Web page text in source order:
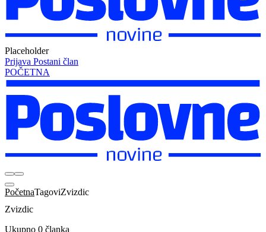
Placeholder
Prijava Postani član
POČETNA
PočetnaTagoviZvizdic
Zvizdic
Ukupno 0 članka